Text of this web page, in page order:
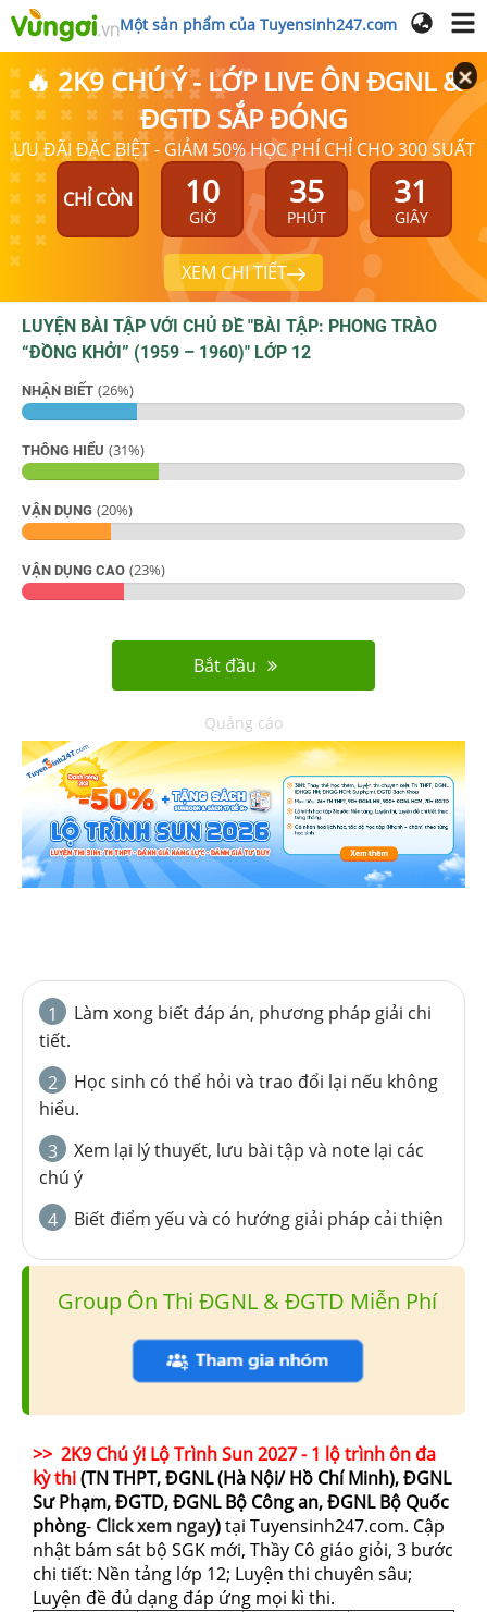
Một sản phẩm của Tuyensinh247.com
🔥 2K9 CHÚ Ý - LỚP LIVE ÔN ĐGNL &
ĐGTD SẮP ĐÓNG
ƯU ĐÃI ĐẶC BIỆT - GIẢM 50% HỌC PHÍ CHỈ CHO 300 SUẤT
CHỈ CÒN 10
GIỜ
35
PHÚT
30
GIÂY
XEM CHI TIẾT
LUYỆN BÀI TẬP VỚI CHỦ ĐỀ "BÀI TẬP: PHONG TRÀO
“ĐỒNG KHỞI” (1959 – 1960)" LỚP 12
NHẬN BIẾT (26%)
THÔNG HIỂU (31%)
VẬN DỤNG (20%)
VẬN DỤNG CAO (23%)
Bắt đầu
Quảng cáo
1
Làm xong biết đáp án, phương pháp giải chi
tiết.
2
Học sinh có thể hỏi và trao đổi lại nếu không
hiểu.
3
Xem lại lý thuyết, lưu bài tập và note lại các
chú ý
4
Biết điểm yếu và có hướng giải pháp cải thiện
Group Ôn Thi ĐGNL & ĐGTD Miễn Phí
>> 2K9 Chú ý! Lộ Trình Sun 2027 - 1 lộ trình ôn đa
kỳ thi(TN THPT, ĐGNL (Hà Nội/ Hồ Chí Minh), ĐGNL
Sư Phạm, ĐGTD, ĐGNL Bộ Công an, ĐGNL Bộ Quốc
phòng- Click xem ngay)tại Tuyensinh247.com. Cập
nhật bám sát bộ SGK mới, Thầy Cô giáo giỏi, 3 bước
chi tiết: Nền tảng lớp 12; Luyện thi chuyên sâu;
Luyện đề đủ dạng đáp ứng mọi kì thi.